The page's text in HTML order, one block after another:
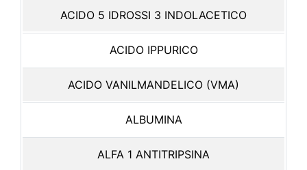
ACIDO 5 IDROSSI 3 INDOLACETICO
ACIDO IPPURICO
ACIDO VANILMANDELICO (VMA)
ALBUMINA
ALFA 1 ANTITRIPSINA